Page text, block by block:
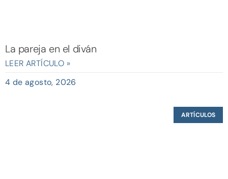
La pareja en el diván
LEER ARTÍCULO »
4 de agosto, 2026
ARTÍCULOS